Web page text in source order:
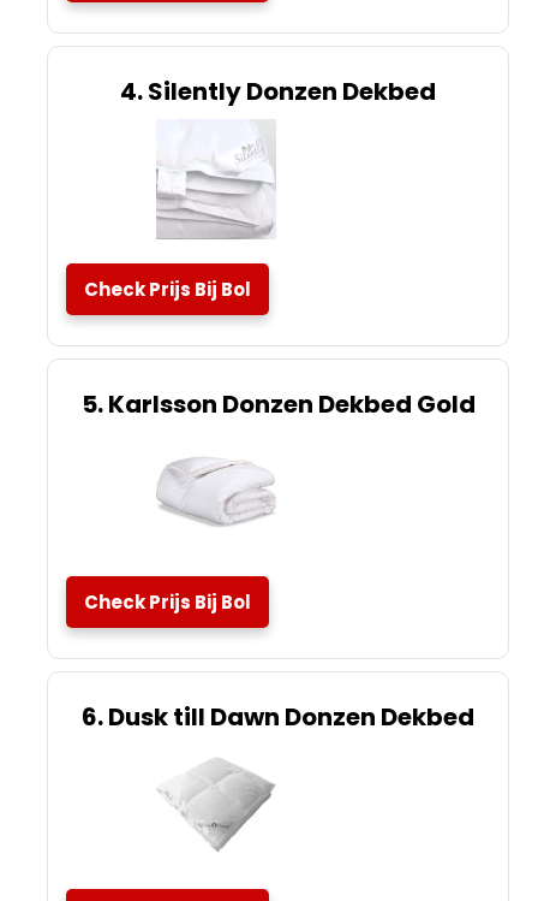
4. Silently Donzen Dekbed
Check Prijs Bij Bol
5. Karlsson Donzen Dekbed Gold
Check Prijs Bij Bol
6. Dusk till Dawn Donzen Dekbed